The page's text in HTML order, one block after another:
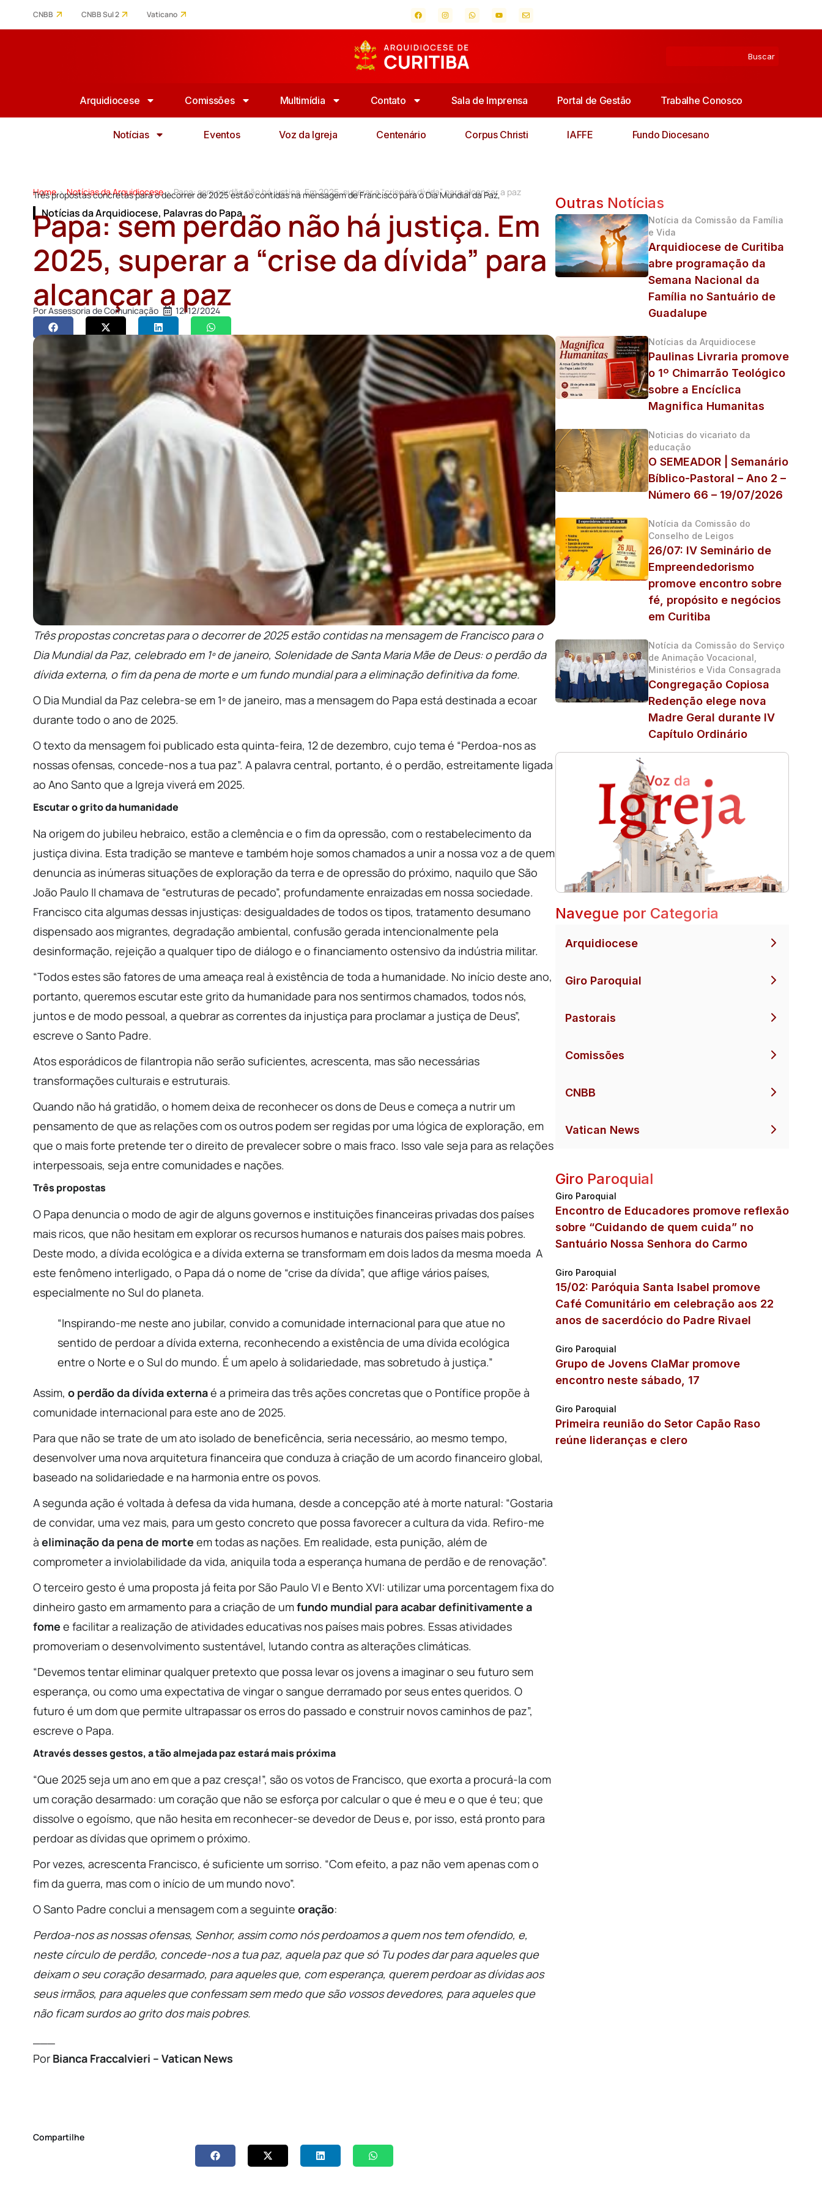
CNBB CNBB Sul 2 Vaticano
Arquidiocese Comissões Multimídia Contato Sala de Imprensa Portal de Gestão Trabalhe Conosco
Notícias Eventos Voz da Igreja Centenário Corpus Christi IAFFE Fundo Diocesano
Home > Notícias da Arquidiocese > Papa: sem perdão não há justiça. Em 2025, superar a “crise da dívida” para alcançar a paz
Três propostas concretas para o decorrer de 2025 estão contidas na mensagem de Francisco para o Dia Mundial da Paz,
Notícias da Arquidiocese, Palavras do Papa
Papa: sem perdão não há justiça. Em
2025, superar a “crise da dívida” para
alcançar a paz
PorAssessoria de Comunicação 12/12/2024
Três propostas concretas para o decorrer de 2025 estão contidas na mensagem de Francisco para o
Dia Mundial da Paz, celebrado em 1º de janeiro, Solenidade de Santa Maria Mãe de Deus: o perdão da
dívida externa, o fim da pena de morte e um fundo mundial para a eliminação definitiva da fome.
O Dia Mundial da Paz celebra-se em 1º de janeiro, mas a mensagem do Papa está destinada a ecoar
durante todo o ano de 2025.
O texto da mensagem foi publicado esta quinta-feira, 12 de dezembro, cujo tema é “Perdoa-nos as
nossas ofensas, concede-nos a tua paz”. A palavra central, portanto, é o perdão, estreitamente ligada
ao Ano Santo que a Igreja viverá em 2025.
Escutar o grito da humanidade
Na origem do jubileu hebraico, estão a clemência e o fim da opressão, com o restabelecimento da
justiça divina. Esta tradição se manteve e também hoje somos chamados a unir a nossa voz a de quem
denuncia as inúmeras situações de exploração da terra e de opressão do próximo, naquilo que São
João Paulo II chamava de “estruturas de pecado”, profundamente enraizadas em nossa sociedade.
Francisco cita algumas dessas injustiças: desigualdades de todos os tipos, tratamento desumano
dispensado aos migrantes, degradação ambiental, confusão gerada intencionalmente pela
desinformação, rejeição a qualquer tipo de diálogo e o financiamento ostensivo da indústria militar.
“Todos estes são fatores de uma ameaça real à existência de toda a humanidade. No início deste ano,
portanto, queremos escutar este grito da humanidade para nos sentirmos chamados, todos nós,
juntos e de modo pessoal, a quebrar as correntes da injustiça para proclamar a justiça de Deus”,
escreve o Santo Padre.
Atos esporádicos de filantropia não serão suficientes, acrescenta, mas são necessárias
transformações culturais e estruturais.
Quando não há gratidão, o homem deixa de reconhecer os dons de Deus e começa a nutrir um
pensamento de que as relações com os outros podem ser regidas por uma lógica de exploração, em
que o mais forte pretende ter o direito de prevalecer sobre o mais fraco. Isso vale seja para as relações
interpessoais, seja entre comunidades e nações.
Três propostas
O Papa denuncia o modo de agir de alguns governos e instituições financeiras privadas dos países
mais ricos, que não hesitam em explorar os recursos humanos e naturais dos países mais pobres.
Deste modo, a dívida ecológica e a dívida externa se transformam em dois lados da mesma moeda A
este fenômeno interligado, o Papa dá o nome de “crise da dívida”, que aflige vários países,
especialmente no Sul do planeta.
“Inspirando-me neste ano jubilar, convido a comunidade internacional para que atue no
sentido de perdoar a dívida externa, reconhecendo a existência de uma dívida ecológica
entre o Norte e o Sul do mundo. É um apelo à solidariedade, mas sobretudo à justiça.”
Assim, o perdão da dívida externaé a primeira das três ações concretas que o Pontífice propõe à
comunidade internacional para este ano de 2025.
Para que não se trate de um ato isolado de beneficência, seria necessário, ao mesmo tempo,
desenvolver uma nova arquitetura financeira que conduza à criação de um acordo financeiro global,
baseado na solidariedade e na harmonia entre os povos.
A segunda ação é voltada à defesa da vida humana, desde a concepção até à morte natural: “Gostaria
de convidar, uma vez mais, para um gesto concreto que possa favorecer a cultura da vida. Refiro-me
à eliminação da pena de morte em todas as nações. Em realidade, esta punição, além de
comprometer a inviolabilidade da vida, aniquila toda a esperança humana de perdão e de renovação”.
O terceiro gesto é uma proposta já feita por São Paulo VI e Bento XVI: utilizar uma porcentagem fixa do
dinheiro gasto em armamento para a criação de umfundo mundial para acabar definitivamente a
fome e facilitar a realização de atividades educativas nos países mais pobres. Essas atividades
promoveriam o desenvolvimento sustentável, lutando contra as alterações climáticas.
“Devemos tentar eliminar qualquer pretexto que possa levar os jovens a imaginar o seu futuro sem
esperança, ou como uma expectativa de vingar o sangue derramado por seus entes queridos. O
futuro é um dom que permite ultrapassar os erros do passado e construir novos caminhos de paz”,
escreve o Papa.
Através desses gestos, a tão almejada paz estará mais próxima
“Que 2025 seja um ano em que a paz cresça!”, são os votos de Francisco, que exorta a procurá-la com
um coração desarmado: um coração que não se esforça por calcular o que é meu e o que é teu; que
dissolve o egoísmo, que não hesita em reconhecer-se devedor de Deus e, por isso, está pronto para
perdoar as dívidas que oprimem o próximo.
Por vezes, acrescenta Francisco, é suficiente um sorriso. “Com efeito, a paz não vem apenas com o
fim da guerra, mas com o início de um mundo novo”.
O Santo Padre conclui a mensagem com a seguinte oração:
Perdoa-nos as nossas ofensas, Senhor, assim como nós perdoamos a quem nos tem ofendido, e,
neste círculo de perdão, concede-nos a tua paz, aquela paz que só Tu podes darpara aqueles que
deixam o seu coração desarmado, para aqueles que, com esperança, querem perdoar as dívidas aos
seus irmãos, para aqueles que confessam sem medo que são vossos devedores, para aqueles que
não ficam surdos ao grito dos mais pobres.
Por Bianca Fraccalvieri – Vatican News
Compartilhe
Outras Notícias
Notícia da Comissão da Família
e Vida
Arquidiocese de Curitiba
abre programação da
Semana Nacional da
Família no Santuário de
Guadalupe
Notícias da Arquidiocese
Paulinas Livraria promove
o 1º Chimarrão Teológico
sobre a Encíclica
Magnifica Humanitas
Noticias do vicariato da
educação
O SEMEADOR | Semanário
Bíblico-Pastoral – Ano 2 –
Número 66 – 19/07/2026
Notícia da Comissão do
Conselho de Leigos
26/07: IV Seminário de
Empreendedorismo
promove encontro sobre
fé, propósito e negócios
em Curitiba
Notícia da Comissão do Serviço
de Animação Vocacional,
Ministérios e Vida Consagrada
Congregação Copiosa
Redenção elege nova
Madre Geral durante IV
Capítulo Ordinário
Navegue por Categoria
Arquidiocese
Giro Paroquial
Pastorais
Comissões
CNBB
Vatican News
Giro Paroquial
Giro Paroquial
Encontro de Educadores promove reflexão
sobre “Cuidando de quem cuida” no
Santuário Nossa Senhora do Carmo
Giro Paroquial
15/02: Paróquia Santa Isabel promove
Café Comunitário em celebração aos 22
anos de sacerdócio do Padre Rivael
Giro Paroquial
Grupo de Jovens ClaMar promove
encontro neste sábado, 17
Giro Paroquial
Primeira reunião do Setor Capão Raso
reúne lideranças e clero